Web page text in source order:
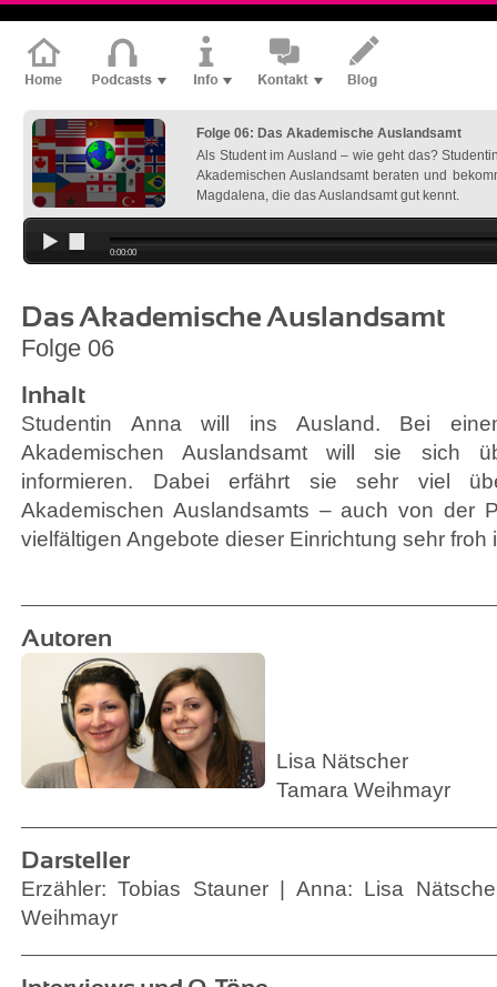
Folge 06: Das Akademische Auslandsamt
Als Student im Ausland – wie geht das?
Akademischen Auslandsamt beraten und
Magdalena, die das Auslandsamt gut kennt.
0:00:00
Das Akademische Auslandsamt
Folge 06
Inhalt
Studentin Anna will ins Ausland. Bei
Akademischen Auslandsamt will sie sich
informieren. Dabei erfährt sie sehr viel
Akademischen Auslandsamts – auch von der
vielfältigen Angebote dieser Einrichtung sehr froh
Autoren
Lisa Nätscher
Tamara Weihmayr
Darsteller
Erzähler: Tobias Stauner | Anna: Lisa
Weihmayr